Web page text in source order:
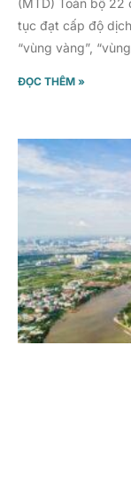
tục đạt cấp độ
“vùng vàng”,
ĐỌC THÊM »